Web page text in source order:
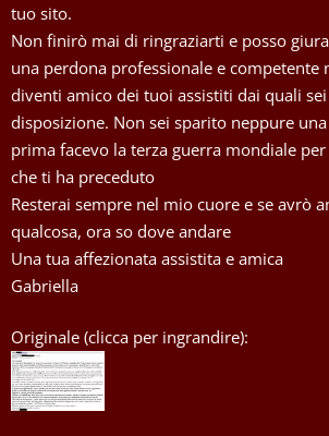
tuo sito.
Non finirò mai di ringraziarti e posso
una perdona professionale e competente
diventi amico dei tuoi assistiti dai quali
disposizione. Non sei sparito neppure
prima facevo la terza guerra mondiale
che ti ha preceduto
Resterai sempre nel mio cuore e se avrò
qualcosa, ora so dove andare
Una tua affezionata assistita e amica
Gabriella
Originale (clicca per ingrandire):